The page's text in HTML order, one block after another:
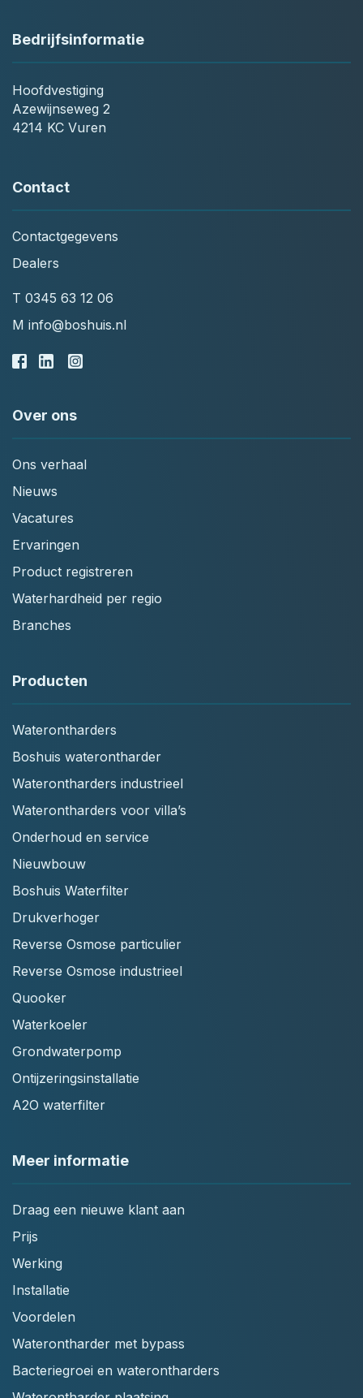
Bedrijfsinformatie
Hoofdvestiging
Azewijnseweg 2
4214 KC Vuren
Contact
Contactgegevens
Dealers
T 0345 63 12 06
M info@boshuis.nl
Over ons
Ons verhaal
Nieuws
Vacatures
Ervaringen
Product registreren
Waterhardheid per regio
Branches
Producten
Waterontharders
Boshuis waterontharder
Waterontharders industrieel
Waterontharders voor villa’s
Onderhoud en service
Nieuwbouw
Boshuis Waterfilter
Drukverhoger
Reverse Osmose particulier
Reverse Osmose industrieel
Quooker
Waterkoeler
Grondwaterpomp
Ontijzeringsinstallatie
A2O waterfilter
Meer informatie
Draag een nieuwe klant aan
Prijs
Werking
Installatie
Voordelen
Waterontharder met bypass
Bacteriegroei en waterontharders